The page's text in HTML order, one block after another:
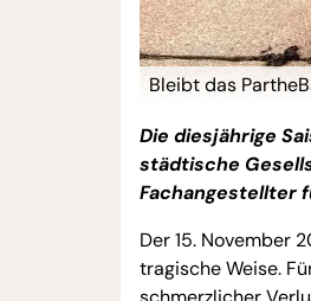
Bleibt das
Die diesjährige
städtische
Fachangestellter
Der 15. November
tragische Weise.